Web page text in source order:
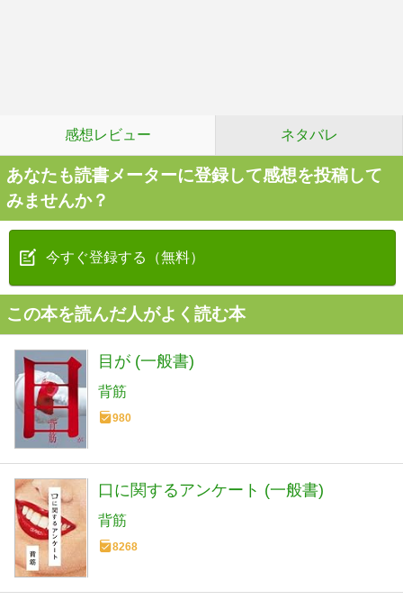
感想レビュー ネタバレ
あなたも読書メーターに登録して感想を投稿して
みませんか？
今すぐ登録する（無料）
この本を読んだ人がよく読む本
目が (一般書)
背筋
980
口に関するアンケート (一般書)
背筋
8268